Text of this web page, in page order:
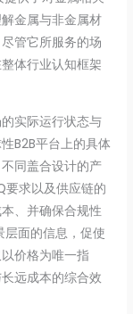
金属与非金属材
管它所服务的场
体行业认知框架
实际运行状态与
B2B平台上的具体
同盖合设计的产
要求以及供应链的
、并确保合规性
面的信息，促使
价格为唯一指
远成本的综合效